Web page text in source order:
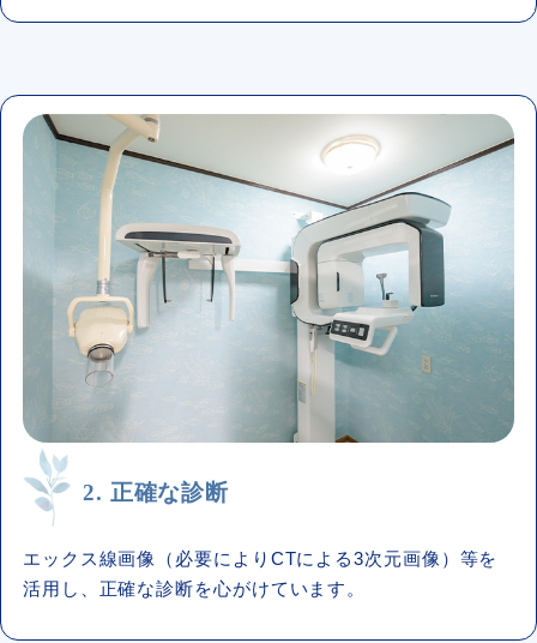
2. 正確な診断
エックス線画像（必要によりCTによる3次元画像）等を
活用し、正確な診断を心がけています。